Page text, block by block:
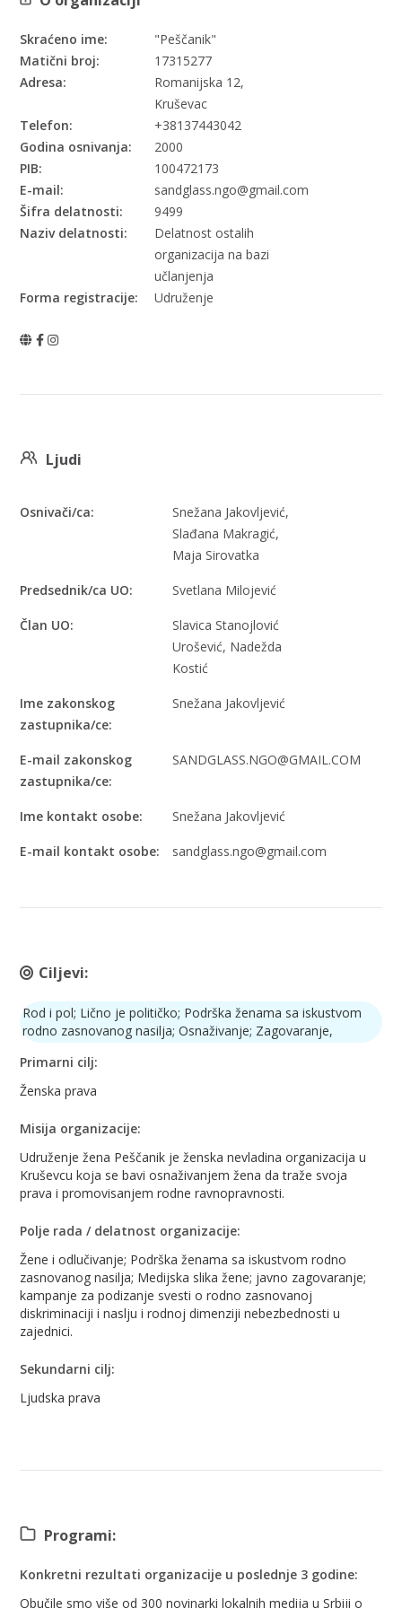
Skraćeno ime:
"Peščanik"
Matični broj:
17315277
Adresa:
Romanijska 12,
Kruševac
Telefon:
+38137443042
Godina osnivanja:
2000
PIB:
100472173
E-mail:
sandglass.ngo@gmail.com
Šifra delatnosti:
9499
Naziv delatnosti:
Delatnost ostalih
organizacija na bazi
učlanjenja
Forma registracije:
Udruženje
Ljudi
Osnivači/ca:
Snežana Jakovljević,
Slađana Makragić,
Maja Sirovatka
Predsednik/ca UO: Svetlana Milojević
Član UO:
Slavica Stanojlović
Urošević, Nadežda
Kostić
Ime zakonskog
zastupnika/ce:
Snežana Jakovljević
E-mail zakonskog
zastupnika/ce:
SANDGLASS.NGO@GMAIL.COM
Ime kontakt osobe: Snežana Jakovljević
E-mail kontakt osobe: sandglass.ngo@gmail.com
Ciljevi:
Rod i pol; Lično je političko; Podrška ženama sa iskustvom
rodno zasnovanog nasilja; Osnaživanje; Zagovaranje,
Primarni cilj:
Ženska prava
Misija organizacije:
Udruženje žena Peščanik je ženska nevladina organizacija u
Kruševcu koja se bavi osnaživanjem žena da traže svoja
prava i promovisanjem rodne ravnopravnosti.
Polje rada / delatnost organizacije:
Žene i odlučivanje; Podrška ženama sa iskustvom rodno
zasnovanog nasilja; Medijska slika žene; javno zagovaranje;
kampanje za podizanje svesti o rodno zasnovanoj
diskriminaciji i naslju i rodnoj dimenziji nebezbednosti u
zajednici.
Sekundarni cilj:
Ljudska prava
Programi:
Konkretni rezultati organizacije u poslednje 3 godine:
Obučile smo više od 300 novinarki lokalnih medija u Srbiji o